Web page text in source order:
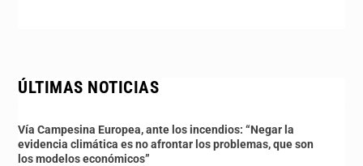
ÚLTIMAS NOTICIAS
Vía Campesina Europea, ante los incendios: “Negar la
evidencia climática es no afrontar los problemas, que son
los modelos económicos”